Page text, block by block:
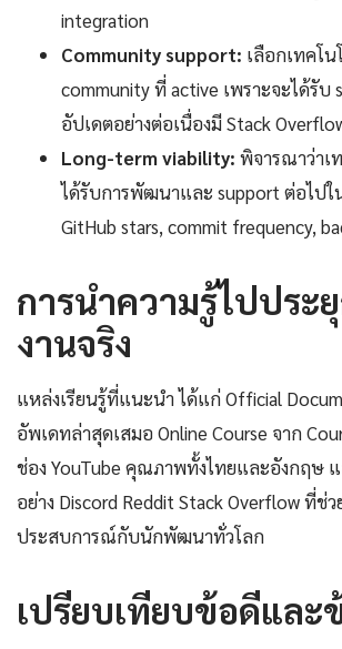
integration
Community support: เลือกเทคโ
community ที่ active เพราะจะได้รับ
อัปเดตอย่างต่อเนื่องมี Stack
Long-term viability: พิจารณาว่าเ
ได้รับการพัฒนาและ support ต่อไปใ
GitHub stars, commit frequency,
การนำความรู้ไปประ
งานจริง
แหล่งเรียนรู้ที่แนะนำ ได้แก่ Official
อัพเดทล่าสุดเสมอ Online Course จาก
ช่อง YouTube คุณภาพทั้งไทยและอังกฤษ
อย่าง Discord Reddit Stack Overflow ที่ช่
ประสบการณ์กับนักพัฒนาทั่วโลก
เปรียบเทียบข้อดีและ